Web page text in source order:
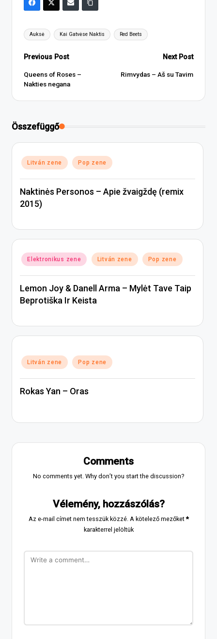
Tags:
Auksė Kai Gatvėse Naktis Red Beets
Post
navigation
Previous Post
Queens of Roses –
Nakties negana
Next Post
Rimvydas – Aš su Tavim
Összefüggő
Posted
in
Litván zene Pop zene
Naktinės Personos – Apie žvaigždę (remix
2015)
Posted
in
Elektronikus zene Litván zene Pop zene
Lemon Joy & Danell Arma – Mylėt Tave Taip
Beprotiška Ir Keista
Posted
in
Litván zene Pop zene
Rokas Yan – Oras
Comments
No comments yet. Why don’t you start the discussion?
Vélemény, hozzászólás?
Az e-mail címet nem tesszük közzé. A kötelező mezőket*
karakterrel jelöltük